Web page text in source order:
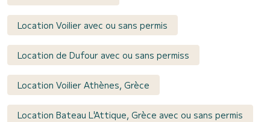
Location Voilier avec ou sans permis
Location de Dufour avec ou sans permiss
Location Voilier Athènes, Grèce
Location Bateau L'Attique, Grèce avec ou sans permis